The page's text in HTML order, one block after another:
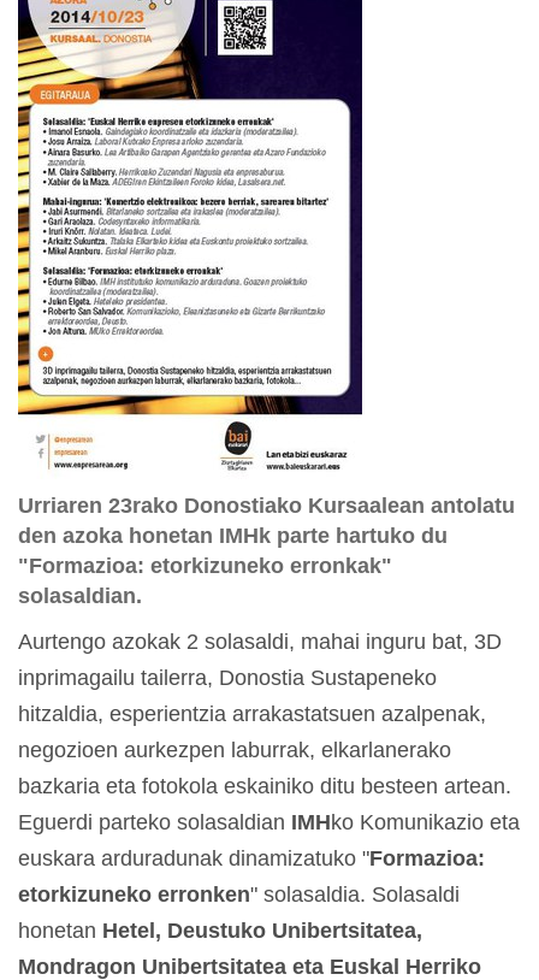
Urriaren 23rako Donostiako Kursaalean antolatu
den azoka honetan IMHk parte hartuko du
"Formazioa: etorkizuneko erronkak"
solasaldian.
Aurtengo azokak 2 solasaldi, mahai inguru bat, 3D
inprimagailu tailerra, Donostia Sustapeneko
hitzaldia, esperientzia arrakastatsuen azalpenak,
negozioen aurkezpen laburrak, elkarlanerako
bazkaria eta fotokola eskainiko ditu besteen artean.
Eguerdi parteko solasaldian IMHko Komunikazio eta
euskara arduradunak dinamizatuko "Formazioa:
etorkizuneko erronken" solasaldia. Solasaldi
honetan Hetel, Deustuko Unibertsitatea,
Mondragon Unibertsitatea eta Euskal Herriko